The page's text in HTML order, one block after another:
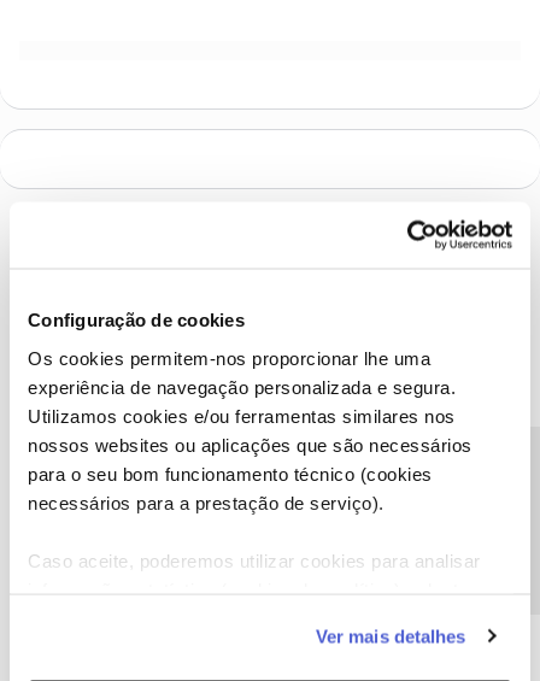
Configuração de cookies
Os cookies permitem-nos proporcionar lhe uma
experiência de navegação personalizada e segura.
Utilizamos cookies e/ou ferramentas similares nos
nossos websites ou aplicações que são necessários
para o seu bom funcionamento técnico (cookies
necessários para a prestação de serviço).
Caso aceite, poderemos utilizar cookies para analisar
funcionalidades (cookies de personalização e
funcionalidade) e adaptar anúncios aos seus interesses
Ver mais detalhes
A poupança que COMBINA